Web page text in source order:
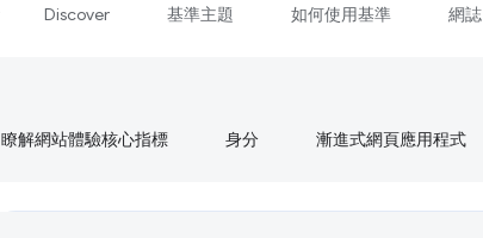
Discover 基準主題 如何使用基準 網誌
瞭解網站體驗核心指標 身分 漸進式網頁應用程式